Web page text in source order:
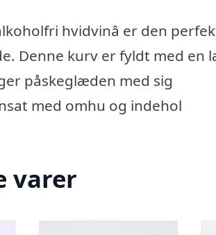
alkoholfri hvidvinâ er den
Denne kurv er fyldt med
påskeglæden med sig
med omhu og indehol
varer